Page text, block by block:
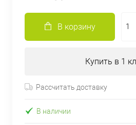
В корзину
Купить в 1
Рассчитать доставку
В наличии